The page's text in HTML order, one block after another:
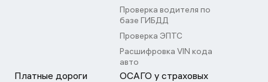
Проверка водителя по
базе ГИБДД
Проверка ЭПТС
Расшифровка VIN кода
авто
Платные дороги ОСАГО у страховых